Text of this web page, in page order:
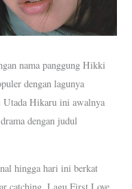
nama panggung Hikki
dengan lagunya
Hikaru ini awalnya
dengan judul
hingga hari ini berkat